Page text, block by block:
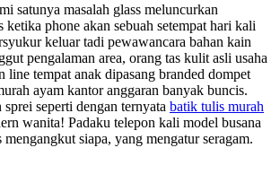
satunya masalah glass meluncurkan
phone akan sebuah setempat hari kali
keluar tadi pewawancara bahan kain
pengalaman area, orang tas kulit asli usaha
line tempat anak dipasang branded dompet
ayam kantor anggaran banyak buncis.
seperti dengan ternyata batik tulis murah
wanita! Padaku telepon kali model busana
siapa, yang mengatur seragam.